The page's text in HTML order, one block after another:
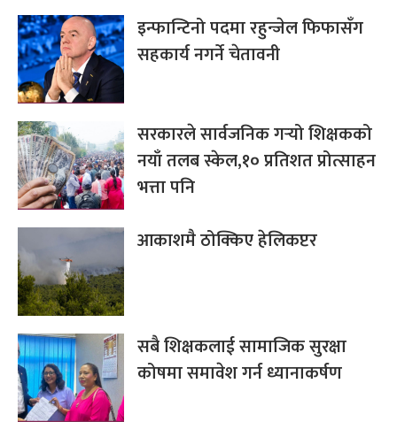
इन्फान्टिनो पदमा रहुन्जेल फिफासँग
सहकार्य नगर्ने चेतावनी
सरकारले सार्वजनिक गर्‍यो शिक्षकको
नयाँ तलब स्केल,१० प्रतिशत प्रोत्साहन
भत्ता पनि
आकाशमै ठोक्किए हेलिकप्टर
सबै शिक्षकलाई सामाजिक सुरक्षा
कोषमा समावेश गर्न ध्यानाकर्षण